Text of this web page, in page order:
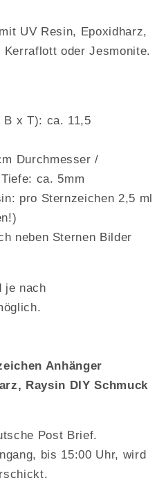
UV Resin, Epoxidharz,
oder Jesmonite.
B x T): ca. 11,5
Durchmesser /
ca. 5mm
pro Sternzeichen 2,5 ml
neben Sternen Bilder
je nach
Anhänger
Raysin DIY Schmuck
Post Brief.
bis 15:00 Uhr, wird